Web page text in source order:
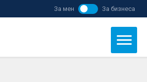
За мен За бизнеса